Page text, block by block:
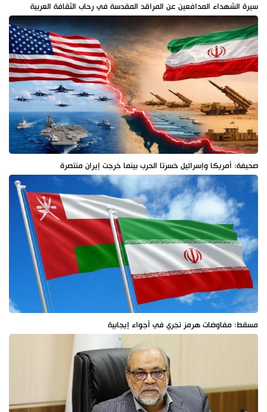
سيرة الشهداء المدافعين عن المراقد المقدسة في رحاب الثقافة العربية
صحيفة: أمريكا وإسرائيل خسرتا الحرب بينما خرجت إيران منتصرة
مسقط: مفاوضات هرمز تجري في أجواء إيجابية